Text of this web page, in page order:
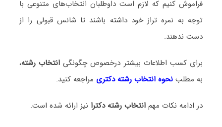
فراموش کنیم که لازم است داوطلبان انتخاب‌های متنوعی با
توجه به نمره تراز خود داشته باشند تا شانس قبولی را از
دست ندهند.
برای کسب اطلاعات بیشتر درخصوص چگونگی انتخاب رشته،
به مطلب نحوه انتخاب رشته دکتری مراجعه کنید.
در ادامه نکات مهم انتخاب رشته دکترا نیز ارائه شده است.